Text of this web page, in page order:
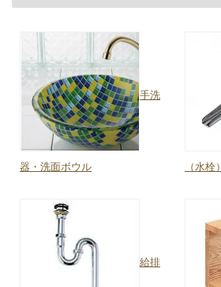
手洗
器・洗面ボウル （水栓）
給排